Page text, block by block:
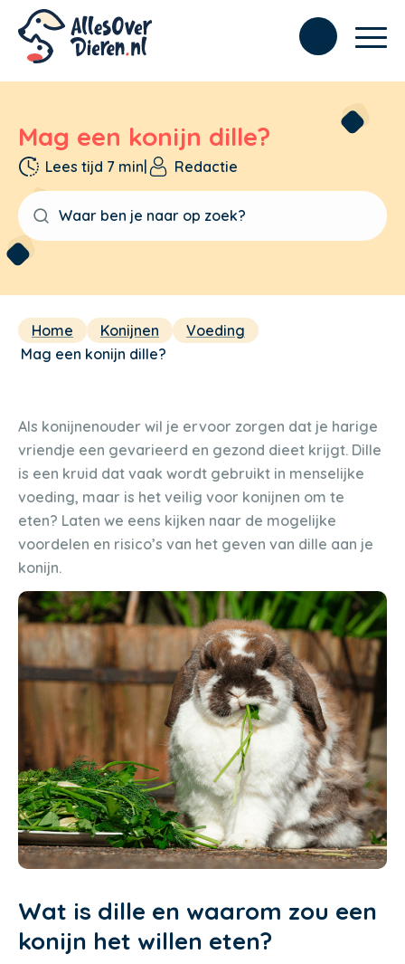
Mag een konijn dille?
Lees tijd 7 min| Redactie
Home Konijnen
Voeding
Mag een konijn dille?
Als konijnenouder wil je ervoor zorgen dat je harige
vriendje een gevarieerd en gezond dieet krijgt. Dille
is een kruid dat vaak wordt gebruikt in menselijke
voeding, maar is het veilig voor konijnen om te
eten? Laten we eens kijken naar de mogelijke
voordelen en risico’s van het geven van dille aan je
konijn.
Wat is dille en waarom zou een
konijn het willen eten?